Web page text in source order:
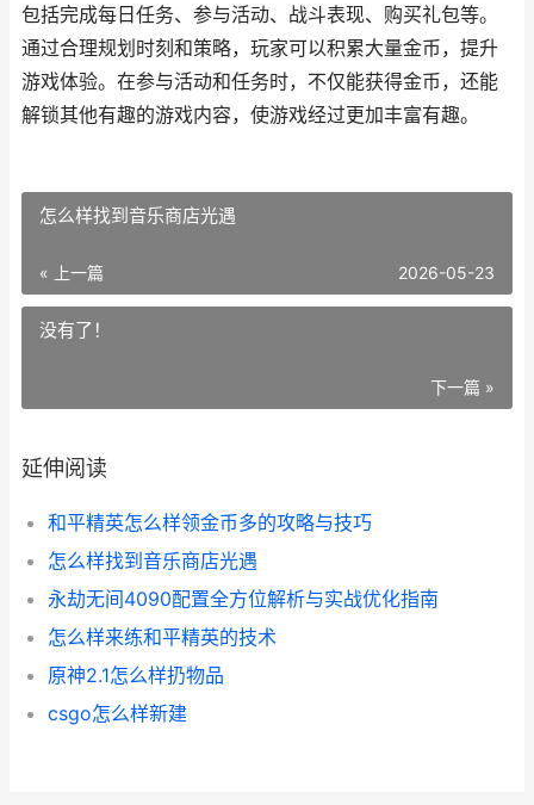
包括完成每日任务、参与活动、战斗表现、购买礼包等。
通过合理规划时刻和策略，玩家可以积累大量金币，提升
游戏体验。在参与活动和任务时，不仅能获得金币，还能
解锁其他有趣的游戏内容，使游戏经过更加丰富有趣。
怎么样找到音乐商店光遇
« 上一篇 2026-05-23
没有了！
下一篇 »
延伸阅读
和平精英怎么样领金币多的攻略与技巧
怎么样找到音乐商店光遇
永劫无间4090配置全方位解析与实战优化指南
怎么样来练和平精英的技术
原神2.1怎么样扔物品
csgo怎么样新建